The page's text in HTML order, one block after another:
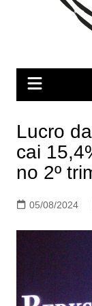
Lucro
cai
no 2º
05/08/2024